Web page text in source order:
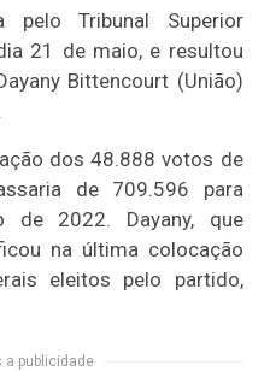
Tribunal Superior
21 de maio, e resultou
Bittencourt (União)
dos 48.888 votos de
de 709.596 para
de 2022. Dayany, que
na última colocação
eleitos pelo partido,
a publicidade